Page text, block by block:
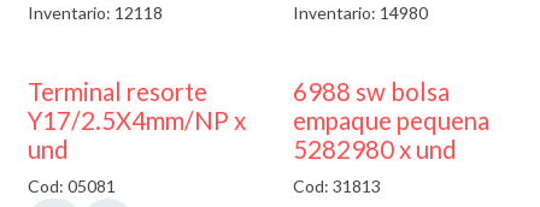
Inventario: 12118 Inventario: 14980
50% DESCUENTO
Terminal resorte
Y17/2.5X4mm/NP x
und
Cod: 05081
6988 sw bolsa
empaque pequena
5282980 x und
Cod: 31813